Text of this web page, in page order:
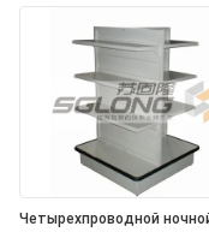
Четырехпроводной